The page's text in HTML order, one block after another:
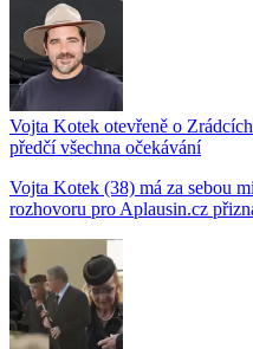
Vojta Kotek otevřeně o
předčí všechna očekávání
Vojta Kotek (38) má za sebou
rozhovoru pro Aplausin.cz